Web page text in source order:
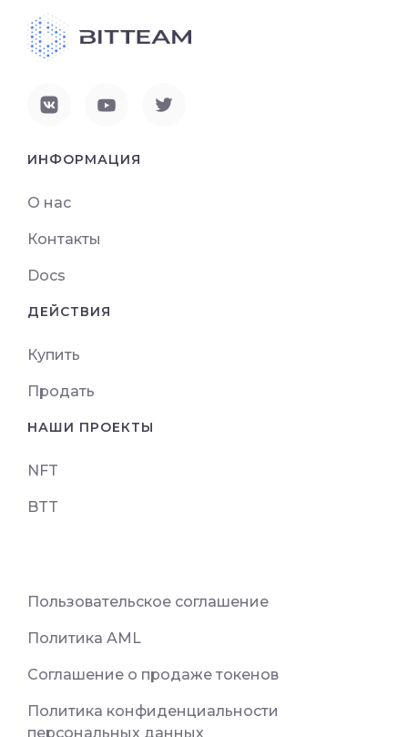
ИНФОРМАЦИЯ
О нас
Контакты
Docs
ДЕЙСТВИЯ
Купить
Продать
НАШИ ПРОЕКТЫ
NFT
BTT
Пользовательское соглашение
Политика AML
Соглашение о продаже токенов
Политика конфиденциальности
персональных данных